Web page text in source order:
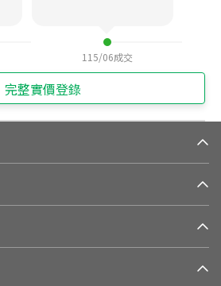
115/06成交
完整實價登錄